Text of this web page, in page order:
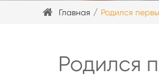
Главная Родился
Родился